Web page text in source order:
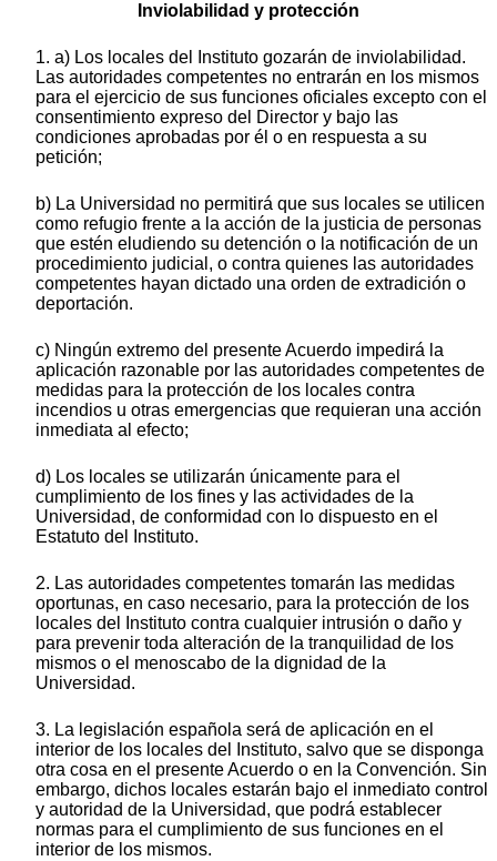
Inviolabilidad y protección
1. a) Los locales del Instituto gozarán de inviolabilidad.
Las autoridades competentes no entrarán en los mismos
para el ejercicio de sus funciones oficiales excepto con el
consentimiento expreso del Director y bajo las
condiciones aprobadas por él o en respuesta a su
petición;
b) La Universidad no permitirá que sus locales se utilicen
como refugio frente a la acción de la justicia de personas
que estén eludiendo su detención o la notificación de un
procedimiento judicial, o contra quienes las autoridades
competentes hayan dictado una orden de extradición o
deportación.
c) Ningún extremo del presente Acuerdo impedirá la
aplicación razonable por las autoridades competentes de
medidas para la protección de los locales contra
incendios u otras emergencias que requieran una acción
inmediata al efecto;
d) Los locales se utilizarán únicamente para el
cumplimiento de los fines y las actividades de la
Universidad, de conformidad con lo dispuesto en el
Estatuto del Instituto.
2. Las autoridades competentes tomarán las medidas
oportunas, en caso necesario, para la protección de los
locales del Instituto contra cualquier intrusión o daño y
para prevenir toda alteración de la tranquilidad de los
mismos o el menoscabo de la dignidad de la
Universidad.
3. La legislación española será de aplicación en el
interior de los locales del Instituto, salvo que se disponga
otra cosa en el presente Acuerdo o en la Convención. Sin
embargo, dichos locales estarán bajo el inmediato control
y autoridad de la Universidad, que podrá establecer
normas para el cumplimiento de sus funciones en el
interior de los mismos.